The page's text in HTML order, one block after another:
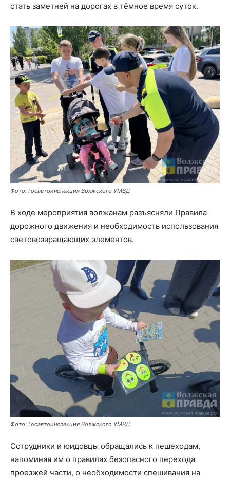
стать заметней на дорогах в тёмное время суток.
Фото: Госавтоинспекция Волжского УМВД
В ходе мероприятия волжанам разъясняли Правила
дорожного движения и необходимость использования
световозвращающих элементов.
Фото: Госавтоинспекция Волжского УМВД
Сотрудники и юидовцы обращались к пешеходам,
напоминая им о правилах безопасного перехода
проезжей части, о необходимости спешивания на